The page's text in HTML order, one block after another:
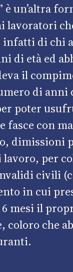
è un’altra
lavoratori
di chi
di età ed
il
di
poter
fasce con
dimissioni
per
civili
in cui
mesi il
che